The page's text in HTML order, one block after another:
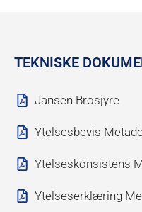
TEKNISKE
Jansen Brosjyre
Ytelsesbevis
Ytelseskonsistens
Ytelseserklæring